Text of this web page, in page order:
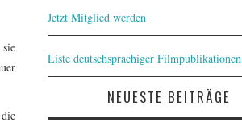
Jetzt Mitglied werden
Liste deutschsprachiger Filmpublikationen
NEUESTE BEITRÄGE